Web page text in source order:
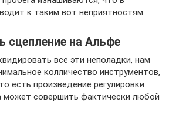
к таким вот неприятностям.
сцепление на Альфе
все эти неполадки, нам
колличество инструментов,
есть произведение регулировки
может совершить фактически любой